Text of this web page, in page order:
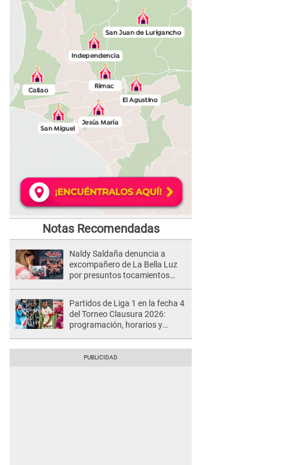
Notas Recomendadas
Naldy Saldaña denuncia a
excompañero de La Bella Luz
por presuntos tocamientos
Partidos de Liga 1 en la fecha 4
del Torneo Clausura 2026:
programación, horarios y